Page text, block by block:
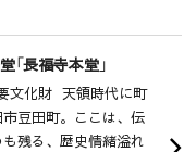
長福寺本堂」
文化財 天領時代に町
豆田町。ここは、伝
残る、歴史情緒溢れ